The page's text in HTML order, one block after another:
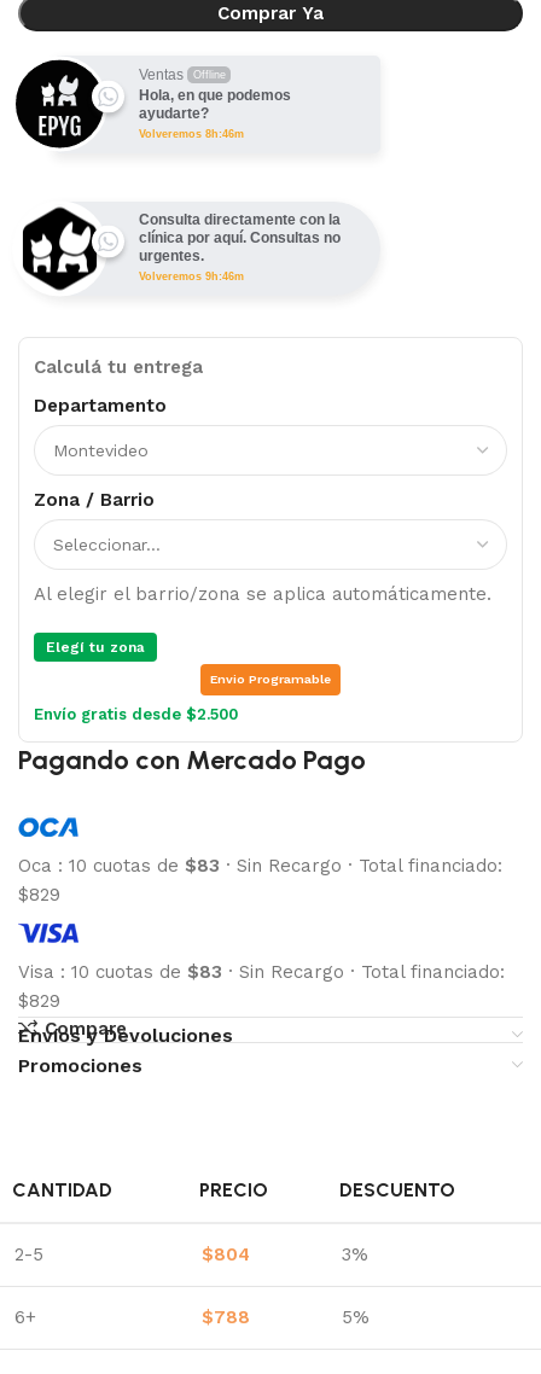
Comprar Ya
Ventas Offline
Hola, en que podemos
ayudarte?
Volveremos 8h:46m
Consulta directamente con la
clínica por aquí. Consultas no
urgentes.
Volveremos 9h:46m
Calculá tu entrega
Departamento
Zona / Barrio
Al elegir el barrio/zona se aplica automáticamente.
Elegí tu zona
Envio Programable
Envío gratis desde $2.500
Pagando con Mercado Pago
Oca : 10 cuotas de $83 · Sin Recargo · Total financiado:
$829
Visa : 10 cuotas de $83 · Sin Recargo · Total financiado:
$829
Compare
Envíos y Devoluciones
Promociones
CANTIDAD PRECIO DESCUENTO
2-5 $804 3%
6+ $788 5%